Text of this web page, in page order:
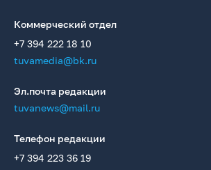
Коммерческий отдел
+7 394 222 18 10
tuvamedia@bk.ru
Эл.почта редакции
tuvanews@mail.ru
Телефон редакции
+7 394 223 36 19